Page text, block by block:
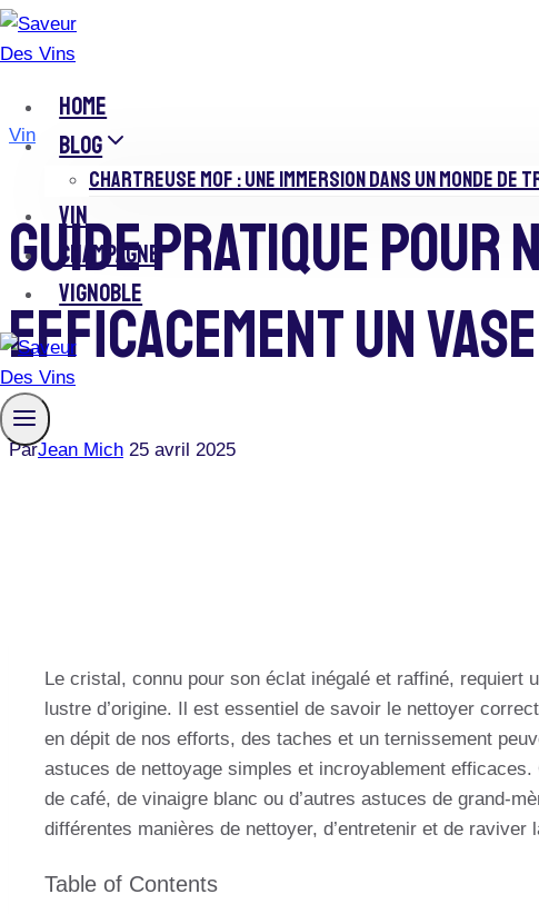
Skip
to
HOME
BLOG
CHARTREUSE MOF : UNE IMMERSION DANS UN MONDE DE
VIN
CHAMPAGNE
VIGNOBLE
Vin
Guide Pratique Pour
Efficacement Un
ParJean Mich 25 avril 2025
Le cristal, connu pour son éclat inégalé et raffiné, requiert
lustre d’origine. Il est essentiel de savoir le nettoyer
en dépit de nos efforts, des taches et un ternissement
astuces de nettoyage simples et incroyablement efficaces.
de café, de vinaigre blanc ou d’autres astuces de grand-
différentes manières de nettoyer, d’entretenir et de
Table of Contents